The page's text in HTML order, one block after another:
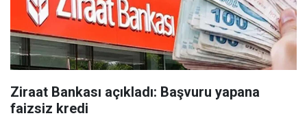
Ziraat Bankası açıkladı: Başvuru yapana
faizsiz kredi